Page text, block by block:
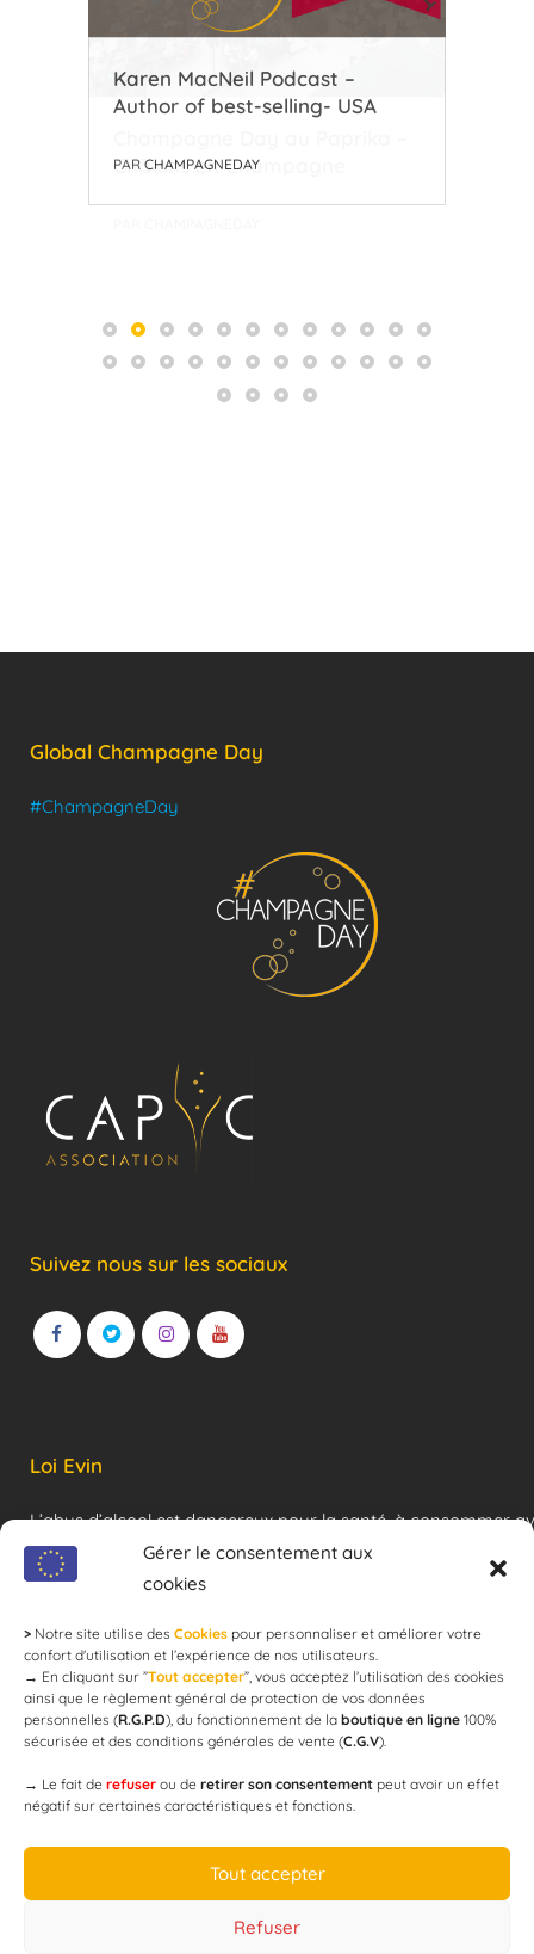
Gérer le consentement aux
cookies
> Notre site utilise des Cookies pour personnaliser et améliorer votre
confort d'utilisation et l’expérience de nos utilisateurs.
→ En cliquant sur ”Tout accepter”, vous acceptez l’utilisation des cookies
ainsi que le règlement général de protection de vos données
personnelles (R.G.P.D), du fonctionnement de la boutique en ligne 100%
sécurisée et des conditions générales de vente (C.G.V).
→ Le fait de refuser ou de retirer son consentement peut avoir un effet
négatif sur certaines caractéristiques et fonctions.
Tout accepter
Refuser
Karen MacNeil Podcast –
Author of best-selling- USA
PAR CHAMPAGNEDAY
Global Champagne Day
#ChampagneDay
Suivez nous sur les sociaux
Loi Evin
L’abus d’alcool est dangereux pour la santé, à consommer
modération !
Newsletter
email